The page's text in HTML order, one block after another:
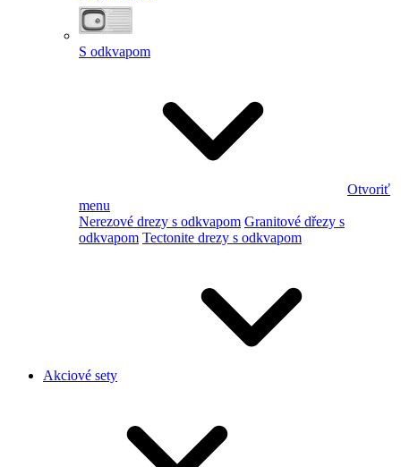
S odkvapom
Otvoriť
menu
Nerezové drezy s odkvapom Granitové dřezy s
odkvapom Tectonite drezy s odkvapom
Akciové sety